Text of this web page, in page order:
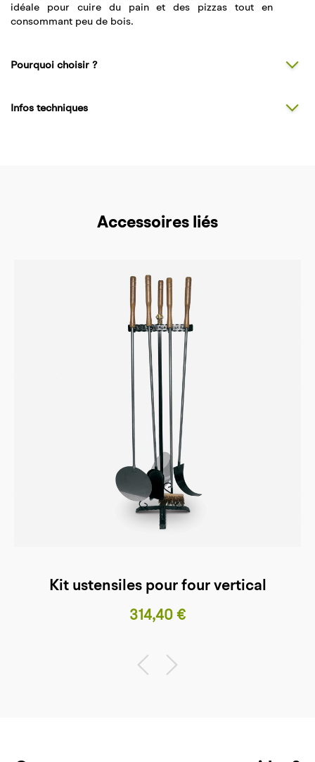
idéale pour cuire du pain et des pizzas tout en
consommant peu de bois.
Pourquoi choisir ?
Infos techniques
Accessoires liés
Kit ustensiles pour four vertical
Prix
314,40 €